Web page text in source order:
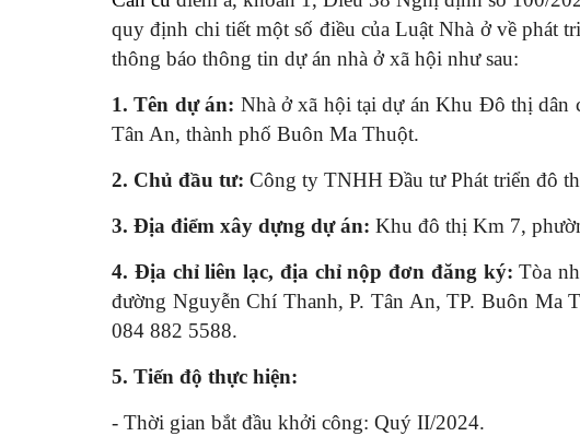
quy định chi tiết một số điều của Luật Nhà ở về phát
thông báo thông tin dự án nhà ở xã hội như sau:
1. Tên dự án: Nhà ở xã hội tại dự án Khu Đô thị
Tân An, thành phố Buôn Ma Thuột.
2. Chủ đầu tư: Công ty TNHH Đầu tư Phát triển đô
3. Địa điểm xây dựng dự án: Khu đô thị Km 7,
4. Địa chỉ liên lạc, địa chỉ nộp đơn đăng ký:Tòa
đường Nguyễn Chí Thanh, P. Tân An, TP. Buôn Ma
084 882 5588.
5. Tiến độ thực hiện:
- Thời gian bắt đầu khởi công: Quý II/2024.